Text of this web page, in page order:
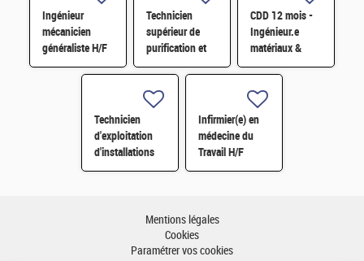
Ingénieur
mécanicien
généraliste H/F
Technicien
supérieur de
purification et
fabrication en
chaine blindée
H/F
CDD 12 mois -
Ingénieur.e
matériaux &
soudage H/F
Technicien
d'exploitation
d'installations
H/F
Infirmier(e) en
médecine du
Travail H/F
Mentions légales
Cookies
Paramétrer vos cookies